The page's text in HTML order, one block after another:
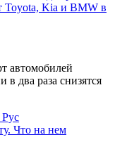
Toyota, Kia и BMW в
автомобилей
в два раза снизятся
Что на нем